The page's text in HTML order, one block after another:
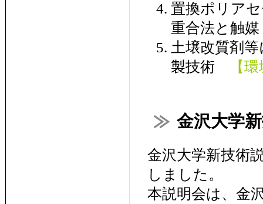
置換ポリア
重合法と触
土壌改質剤
製技術
【
金沢大学
金沢大学新技術
しました。
本説明会は、金